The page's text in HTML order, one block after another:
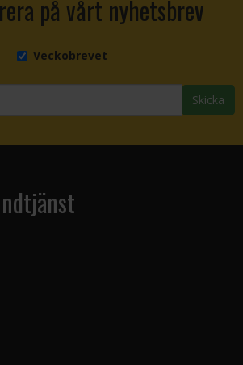
på vårt nyhetsbrev
Veckobrevet
Skicka